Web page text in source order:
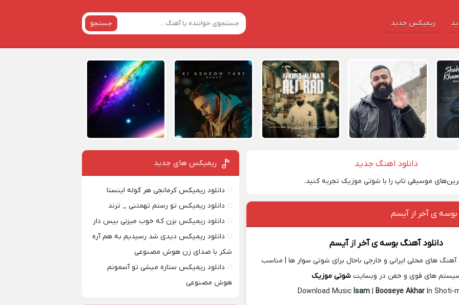
ریمیکس جدید جستجو
دانلود اهنگ جدید
موسیقی تاپ را با شوتی موزیک تجربه کنید.
بوسه ی آخر از آیسم
دانلود آهنگبوسه ی آخر ازآیسم
آهنگ های محلی ایرانی و خارجی باحال برای شوتی سوار ها | مناسب
های قوی و خفن در وبسایتشوتی موزیک
Download MusicIsam |Booseye Akhar In Shoti-
ریمیکس‌ های جدید
دانلود ریمیکس کرمانجی هر گوله اینستا
دانلود ریمیکس تو رستم تهمتنی _ ترند
دانلود ریمیکس بزن که خوب میزنی بیس دار
دانلود ریمیکس دیدی شد رسیدیم به هم آره
شکر با صدای زن هوش مصنوعی
دانلود ریمیکس ستاره میشی تو آسمونم
هوش مصنوعی